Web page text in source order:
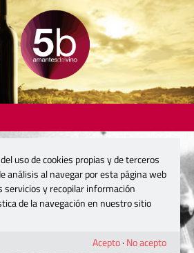
uso de cookies propias y de terceros
análisis al navegar por esta página web
servicios y recopilar información
de la navegación en nuestro sitio
Acepto· No acepto